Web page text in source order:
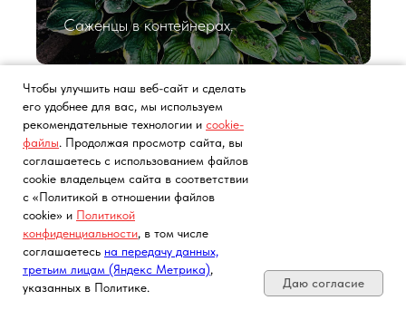
Саженцы в контейнерах.
Лаванда
Саженцы в контейнерах.
Розы с ЗКС
Чтобы улучшить наш веб-сайт и сделать
его удобнее для вас, мы используем
рекомендательные технологии и cookie-
файлы. Продолжая просмотр сайта, вы
соглашаетесь с использованием файлов
cookie владельцем сайта в соответствии
с «Политикой в отношении файлов
cookie» и Политикой
конфиденциальности, в том числе
соглашаетесь на передачу данных,
третьим лицам (Яндекс Метрика),
указанных в Политике.
Даю согласие